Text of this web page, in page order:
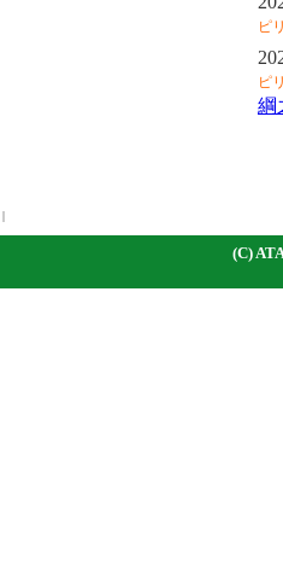
ピ
ピ
綱
|
(C)A